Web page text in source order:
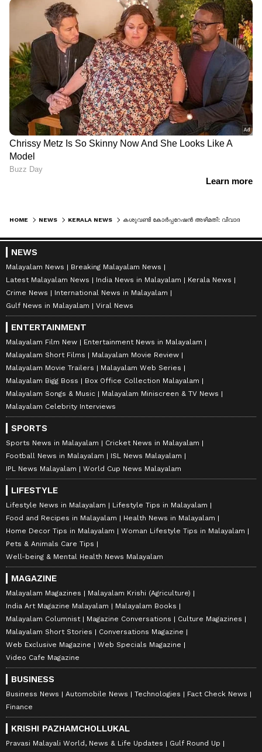
HOME NEWS KERALA NEWS കശുവണ്ടി കോർപ്പറേഷൻ അഴിമതി: വിവാദ ഉത്തരവിനെതിരെ പരാതിക്കാരൻ ഹൈക്കോടതിയിലേക്ക്; ആർ ചന്ദ്രശേഖരനെ പുറത്താക്കണമെന്ന് ഐഎൻടിയുസിയിൽ ആവശ്യം
NEWS
Malayalam News
Breaking Malayalam News
Latest Malayalam News
India News in Malayalam
Kerala News
Crime News
International News in Malayalam
Gulf News in Malayalam
Viral News
ENTERTAINMENT
Malayalam Film New
Entertainment News in Malayalam
Malayalam Short Films
Malayalam Movie Review
Malayalam Movie Trailers
Malayalam Web Series
Malayalam Bigg Boss
Box Office Collection Malayalam
Malayalam Songs & Music
Malayalam Miniscreen & TV News
Malayalam Celebrity Interviews
SPORTS
Sports News in Malayalam
Cricket News in Malayalam
Football News in Malayalam
ISL News Malayalam
IPL News Malayalam
World Cup News Malayalam
LIFESTYLE
Lifestyle News in Malayalam
Lifestyle Tips in Malayalam
Food and Recipes in Malayalam
Health News in Malayalam
Home Decor Tips in Malayalam
Woman Lifestyle Tips in Malayalam
Pets & Animals Care Tips
Well-being & Mental Health News Malayalam
MAGAZINE
Malayalam Magazines
Malayalam Krishi (Agriculture)
India Art Magazine Malayalam
Malayalam Books
Malayalam Columnist
Magazine Conversations
Culture Magazines
Malayalam Short Stories
Conversations Magazine
Web Exclusive Magazine
Web Specials Magazine
Video Cafe Magazine
BUSINESS
Business News Automobile News Technologies
Fact Check News
Finance
KRISHI PAZHAMCHOLLUKAL
Pravasi Malayali World, News & Life Updates
Gulf Round Up